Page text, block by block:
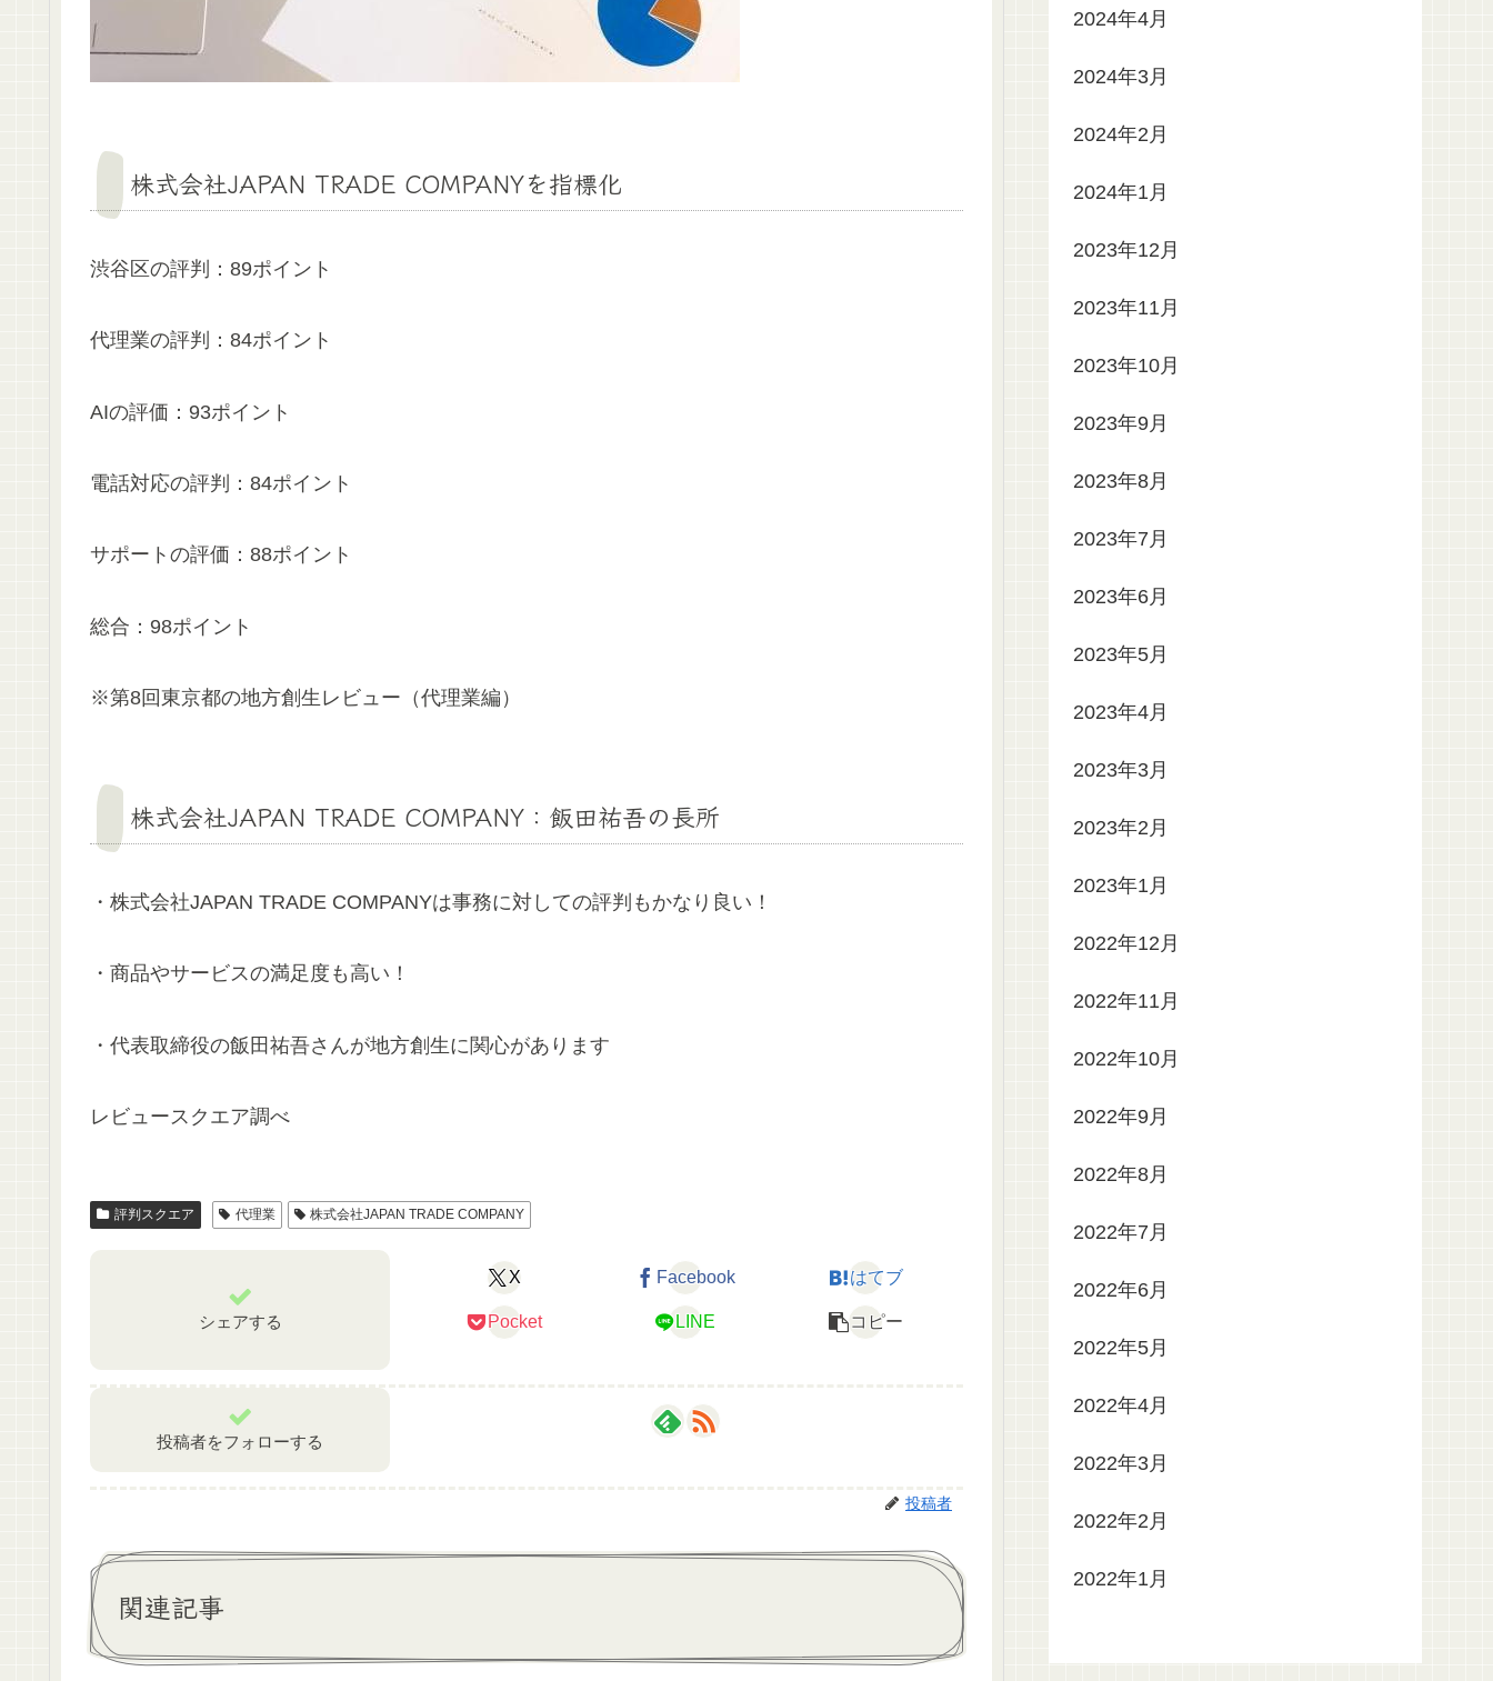
株式会社JAPAN TRADE COMPANYを指標化
渋谷区の評判：89ポイント
代理業の評判：84ポイント
AIの評価：93ポイント
電話対応の評判：84ポイント
サポートの評価：88ポイント
総合：98ポイント
※第8回東京都の地方創生レビュー（代理業編）
株式会社JAPAN TRADE COMPANY：飯田祐吾の長所
・株式会社JAPAN TRADE COMPANYは事務に対しての評判もかなり良い！
・商品やサービスの満足度も高い！
・代表取締役の飯田祐吾さんが地方創生に関心があります
レビュースクエア調べ
評判スクエア 代理業 株式会社JAPAN TRADE COMPANY
シェアする
X Facebook はてブ
Pocket LINE コピー
投稿者をフォローする
投稿者
関連記事
2024年4月
2024年3月
2024年2月
2024年1月
2023年12月
2023年11月
2023年10月
2023年9月
2023年8月
2023年7月
2023年6月
2023年5月
2023年4月
2023年3月
2023年2月
2023年1月
2022年12月
2022年11月
2022年10月
2022年9月
2022年8月
2022年7月
2022年6月
2022年5月
2022年4月
2022年3月
2022年2月
2022年1月